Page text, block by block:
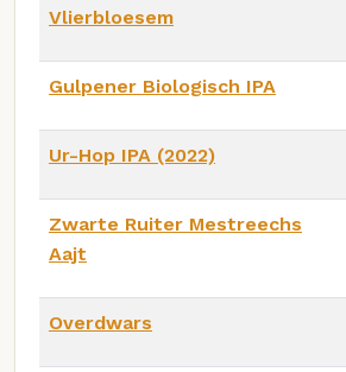
Vlierbloesem
Gulpener Biologisch IPA
Ur-Hop IPA (2022)
Zwarte Ruiter Mestreechs
Aajt
Overdwars